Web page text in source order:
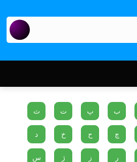
ب پ ت ث
چ ح خ د
ر ز ژ س